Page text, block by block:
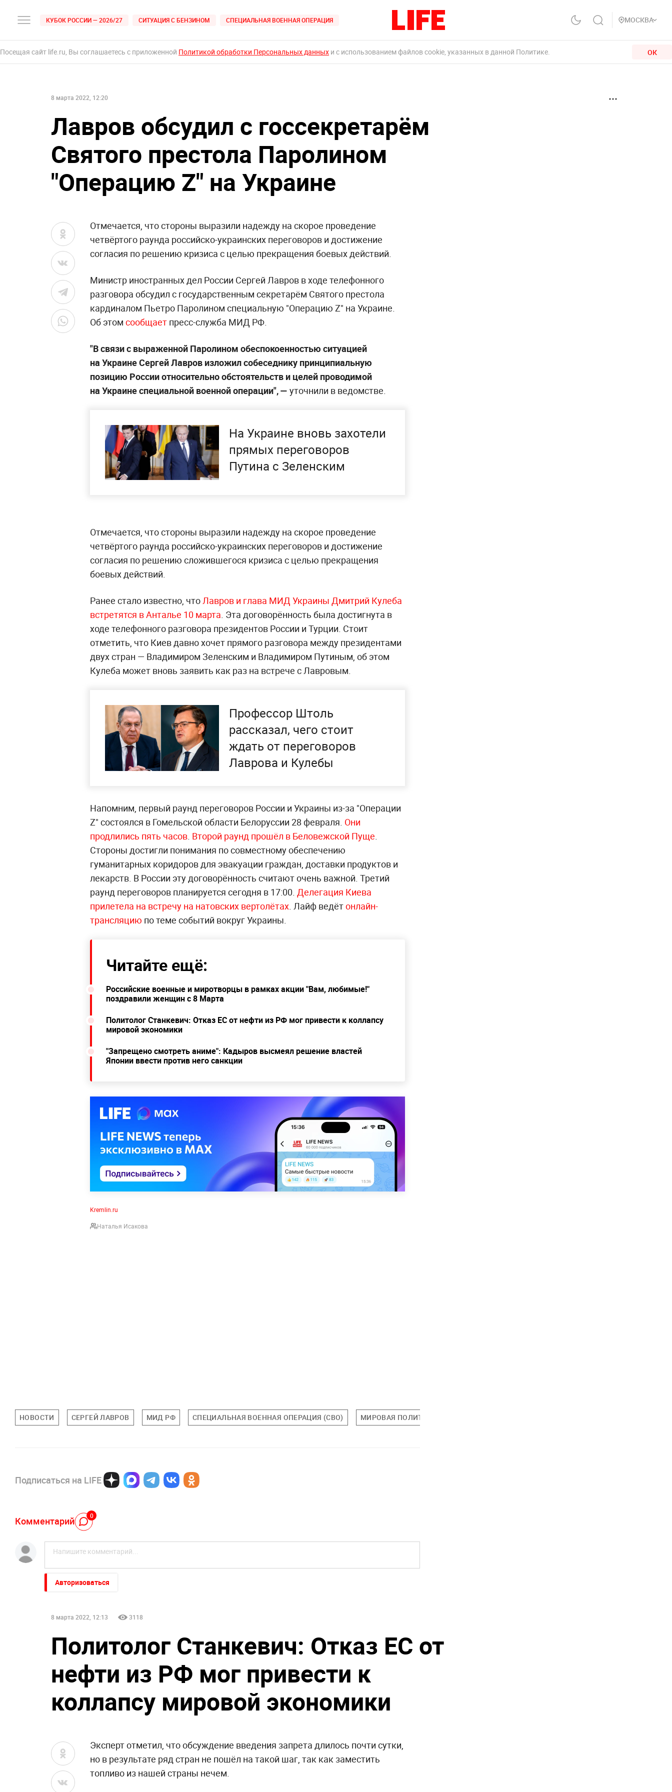
КУБОК РОССИИ — 2026/27 СИТУАЦИЯ С БЕНЗИНОМ СПЕЦИАЛЬНАЯ ВОЕННАЯ ОПЕРАЦИЯ МОСКВА
Посещая сайт life.ru, Вы соглашаетесь с приложенной Политикой обработки Персональных данных и с использованием файлов cookie, указанных в данной Политике. ОК
8 марта 2022, 12:20
Лавров обсудил с госсекретарём
Святого престола Паролином
"Операцию Z" на Украине
Отмечается, что стороны выразили надежду на скорое проведение
четвёртого раунда российско-украинских переговоров и достижение
согласия по решению кризиса с целью прекращения боевых действий.
Министр иностранных дел России Сергей Лавров в ходе телефонного
разговора обсудил с государственным секретарём Святого престола
кардиналом Пьетро Паролином специальную "Операцию Z" на Украине.
Об этом сообщает пресс-служба МИД РФ.
"В связи с выраженной Паролином обеспокоенностью ситуацией
на Украине Сергей Лавров изложил собеседнику принципиальную
позицию России относительно обстоятельств и целей проводимой
на Украине специальной военной операции", — уточнили в ведомстве.
На Украине вновь захотели
прямых переговоров
Путина с Зеленским
Отмечается, что стороны выразили надежду на скорое проведение
четвёртого раунда российско-украинских переговоров и достижение
согласия по решению сложившегося кризиса с целью прекращения
боевых действий.
Ранее стало известно, чтоЛавров и глава МИД Украины Дмитрий Кулеба
встретятся в Анталье 10 марта. Эта договорённость была достигнута в
ходе телефонного разговора президентов России и Турции. Стоит
отметить, что Киев давно хочет прямого разговора между президентами
двух стран — Владимиром Зеленским и Владимиром Путиным, об этом
Кулеба может вновь заявить как раз на встрече с Лавровым.
Профессор Штоль
рассказал, чего стоит
ждать от переговоров
Лаврова и Кулебы
Напомним, первый раунд переговоров России и Украины из-за "Операции
Z" состоялся в Гомельской области Белоруссии 28 февраля. Они
продлились пять часов. Второй раунд прошёл в Беловежской Пуще.
Стороны достигли понимания по совместному обеспечению
гуманитарных коридоров для эвакуации граждан, доставки продуктов и
лекарств. В России эту договорённость считают очень важной. Третий
раунд переговоров планируется сегодня в 17:00. Делегация Киева
прилетела на встречу на натовских вертолётах. Лайф ведётонлайн-
трансляцию по теме событий вокруг Украины.
Читайте ещё:
Российские военные и миротворцы в рамках акции "Вам, любимые!"
поздравили женщин с 8 Марта
Политолог Станкевич: Отказ ЕС от нефти из РФ мог привести к коллапсу
мировой экономики
"Запрещено смотреть аниме": Кадыров высмеял решение властей
Японии ввести против него санкции
Kremlin.ru
Наталья Исакова
НОВОСТИ СЕРГЕЙ ЛАВРОВ МИД РФ СПЕЦИАЛЬНАЯ ВОЕННАЯ ОПЕРАЦИЯ (СВО) МИРОВАЯ ПОЛИТИКА
Подписаться на LIFE
Комментарий 0
Авторизоваться
8 марта 2022, 12:13 3118
Политолог Станкевич: Отказ ЕС от
нефти из РФ мог привести к
коллапсу мировой экономики
Эксперт отметил, что обсуждение введения запрета длилось почти сутки,
но в результате ряд стран не пошёл на такой шаг, так как заместить
топливо из нашей страны нечем.